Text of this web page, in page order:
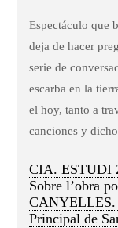
Espectáculo que
deja de hacer
serie de
escarba en la
el hoy, tanto a
canciones y
CIA. ESTUDI
Sobre l’obra
CANYELLES.
Principal de